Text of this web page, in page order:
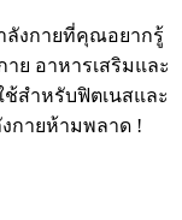
ลังกายที่คุณอยากรู้
ย อาหารเสริมและ
สำหรับฟิตเนสและ
กายห้ามพลาด !